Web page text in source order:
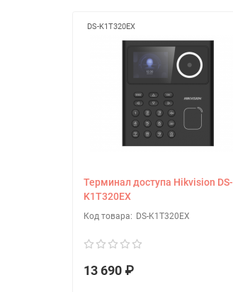
DS-K1T320EX
Терминал доступа Hikvision DS-
K1T320EX
DS-K1T320EX
13 690 ₽